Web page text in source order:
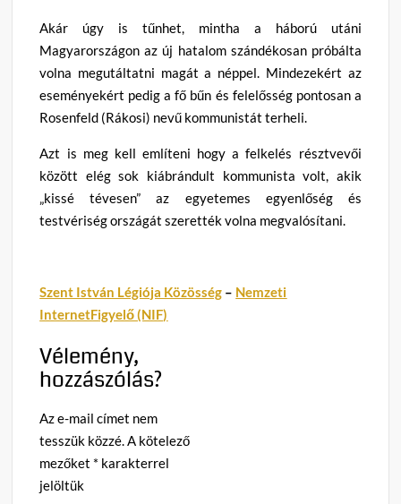
Akár úgy is tűnhet, mintha a háború utáni
Magyarországon az új hatalom szándékosan próbálta
volna megutáltatni magát a néppel. Mindezekért az
eseményekért pedig a fő bűn és felelősség pontosan a
Rosenfeld (Rákosi) nevű kommunistát terheli.
Azt is meg kell említeni hogy a felkelés résztvevői
között elég sok kiábrándult kommunista volt, akik
„kissé tévesen” az egyetemes egyenlőség és
testvériség országát szerették volna megvalósítani.
Szent István Légiója Közösség – Nemzeti
InternetFigyelő (NIF)
Vélemény,
hozzászólás?
Az e-mail címet nem
tesszük közzé.A kötelező
mezőket * karakterrel
jelöltük